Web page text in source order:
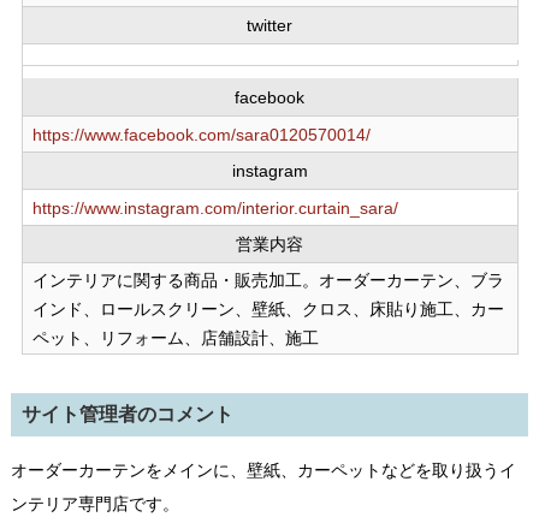
twitter
facebook
https://www.facebook.com/sara0120570014/
instagram
https://www.instagram.com/interior.curtain_sara/
営業内容
インテリアに関する商品・販売加工。オーダーカーテン、ブラ
インド、ロールスクリーン、壁紙、クロス、床貼り施工、カー
ペット、リフォーム、店舗設計、施工
サイト管理者のコメント
オーダーカーテンをメインに、壁紙、カーペットなどを取り扱うイ
ンテリア専門店です。